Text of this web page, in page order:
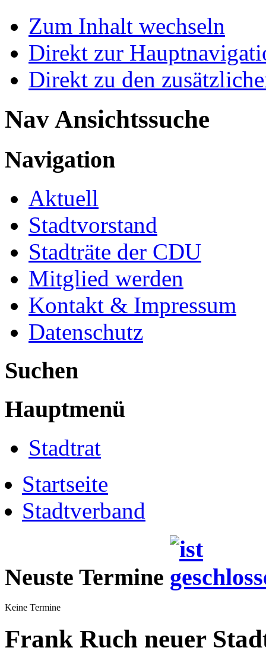
Zum Inhalt wechseln
Direkt zur
Direkt zu den
Nav Ansichtssuche
Navigation
Aktuell
Stadtvorstand
Stadträte der CDU
Mitglied werden
Kontakt & Impressum
Datenschutz
Suchen
Hauptmenü
Stadtrat
Startseite
Stadtverband
Neuste Termine
Keine Termine
Frank Ruch neuer